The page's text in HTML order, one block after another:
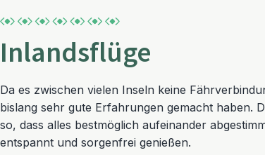
Inlandsflüge
Da es zwischen vielen Inseln keine
bislang sehr gute Erfahrungen gemacht haben.
so, dass alles bestmöglich aufeinander
entspannt und sorgenfrei genießen.